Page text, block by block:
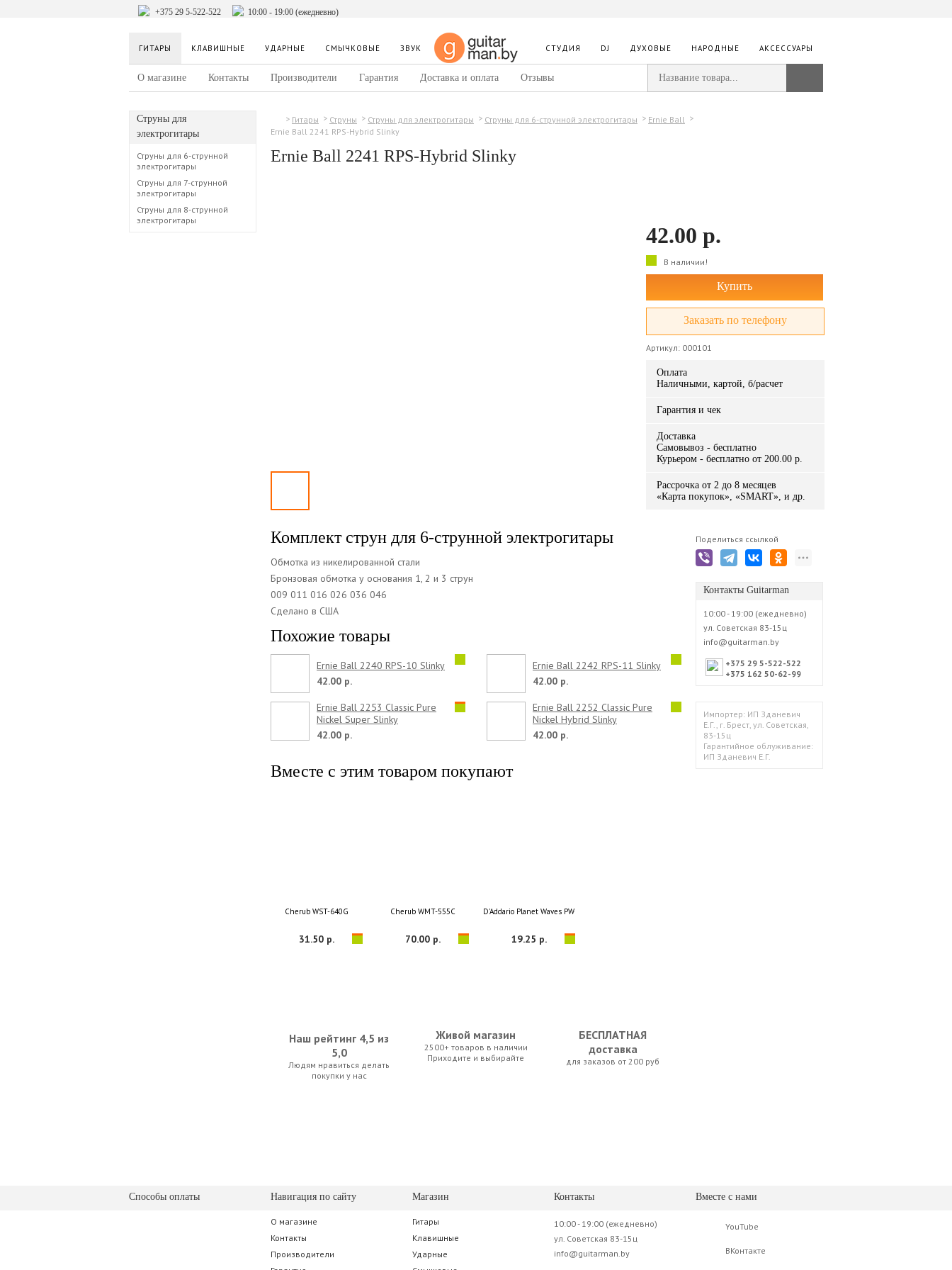
+375 29 5-522-522 10:00 - 19:00 (ежедневно)
ГИТАРЫ КЛАВИШНЫЕ УДАРНЫЕ СМЫЧКОВЫЕ ЗВУК СТУДИЯ DJ ДУХОВЫЕ НАРОДНЫЕ АКСЕССУАРЫ
О магазине Контакты Производители Гарантия Доставка и оплата Отзывы
Струны для
электрогитары
Струны для 6-струнной
электрогитары
Струны для 7-струнной
электрогитары
Струны для 8-струнной
электрогитары
Гитары Струны Струны для электрогитары Струны для 6-струнной электрогитары
Ernie Ball
Ernie Ball 2241 RPS-Hybrid Slinky
Ernie Ball 2241 RPS-Hybrid Slinky
42.00 р.
В наличии!
Купить
Заказать по телефону
Артикул: 000101
Оплата
Наличными, картой, б/расчет
Гарантия и чек
Доставка
Самовывоз - бесплатно
Курьером - бесплатно от 200.00 р.
Рассрочка от 2 до 8 месяцев
«Карта покупок», «SMART», и др.
Комплект струн для 6-струнной электрогитары
Обмотка из никелированной стали
Бронзовая обмотка у основания 1, 2 и 3 струн
009 011 016 026 036 046
Сделано в США
Похожие товары
Ernie Ball 2240 RPS-10 Slinky
42.00 р.
Ernie Ball 2242 RPS-11 Slinky
42.00 р.
Ernie Ball 2253 Classic Pure
Nickel Super Slinky
42.00 р.
Ernie Ball 2252 Classic Pure
Nickel Hybrid Slinky
42.00 р.
Вместе с этим товаром покупают
Cherub WST-640G
31.50 р.
Cherub WMT-555C
70.00 р.
D'Addario Planet Waves PW-LMN Lemon Oil
19.25 р.
D'Addario Planet Waves PW-CT-17YL Eclipse Headstock TunerD'Addario Planet Waves PW-CT-17BK Eclipse Headstock Tuner
35.00 р. 77.00 р.
Наш рейтинг 4,5 из
5,0
Людям нравиться делать
покупки у нас
Живой магазин
2500+ товаров в наличии
Приходите и выбирайте
БЕСПЛАТНАЯ
доставка
для заказов от 200 руб
Поделиться ссылкой
Контакты Guitarman
10:00 - 19:00 (ежедневно)
ул. Советская 83-15ц
info@guitarman.by
+375 29 5-522-522
+375 162 50-62-99
Импортер: ИП Зданевич
Е.Г., г. Брест, ул. Советская,
83-15ц
Гарантийное облуживание:
ИП Зданевич Е.Г.
Способы оплаты Навигация по сайту
О магазине
Контакты
Производители
Магазин
Гитары
Клавишные
Ударные
Контакты
10:00 - 19:00 (ежедневно)
ул. Советская 83-15ц
info@guitarman.by
Вместе с нами
YouTube
ВКонтакте